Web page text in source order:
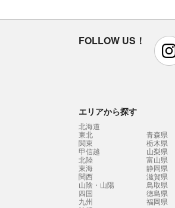
FOLLOW US！
エリアから探す
北海道
東北
青森県
関東
栃木県
甲信越
山梨県
北陸
富山県
東海
静岡県
関西
滋賀県
山陰・山陽
鳥取県
四国
徳島県
九州
福岡県